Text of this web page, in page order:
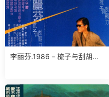
李丽芬.1986 – 梳子与刮胡刀
E】